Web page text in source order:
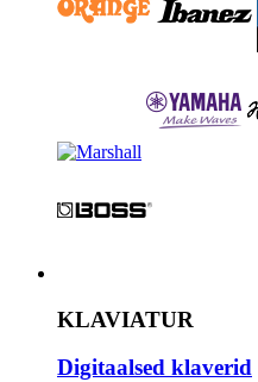
KLAVIATUR
Digitaalsed klaverid